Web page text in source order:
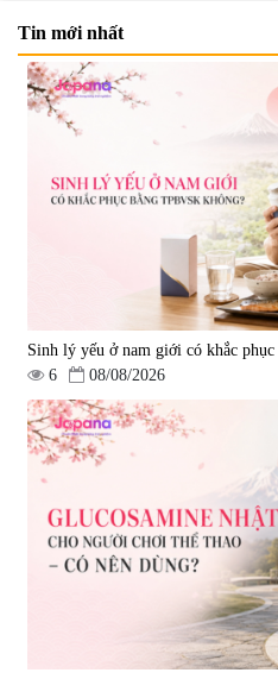
Viên uống bổ não Ribeto Shoji
57.920
1.450.000 đ
Tẩy tế bào chết Nichiei Bussan
Nano NMN+ Peeling Gel
1.490.000 đ
Tin mới nhất
Sinh lý yếu ở nam giới có khắc
6
08/08/2026